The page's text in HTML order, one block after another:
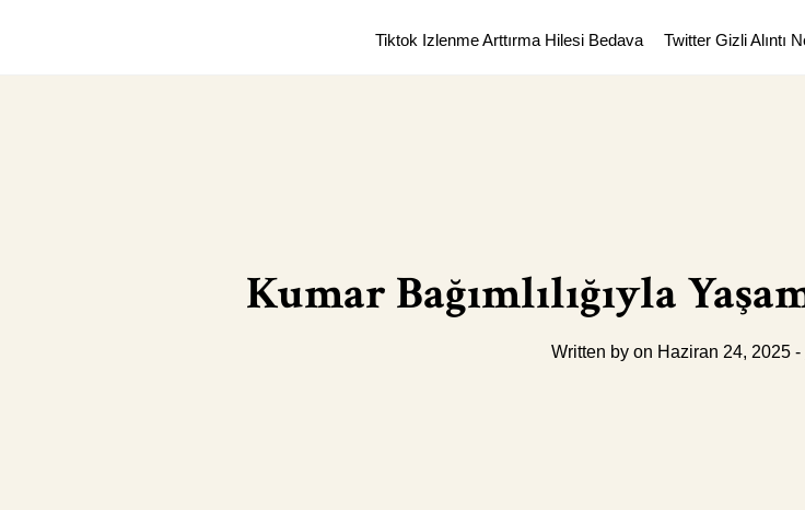
Tiktok Izlenme Arttırma Hilesi Bedava Twitter Gizli Alıntı
Kumar Bağımlılığıyla
Written by on Haziran 24, 2025 -